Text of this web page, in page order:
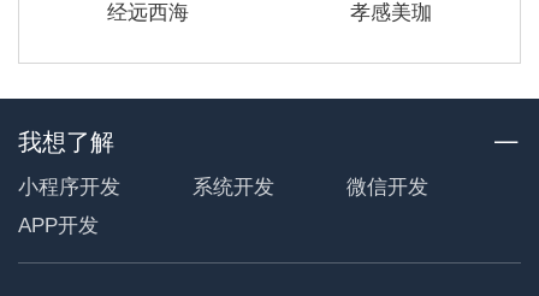
经远西海 孝感美珈
我想了解
小程序开发 系统开发
微信开发
APP开发